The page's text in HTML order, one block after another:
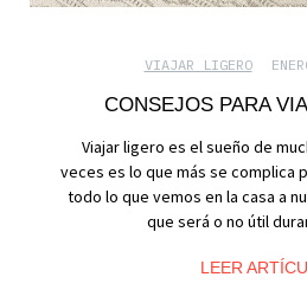
VIAJAR LIGERO
CONSEJOS PARA
Viajar ligero es el sueño de
veces es lo que más se complica
todo lo que vemos en la casa a
que será o no útil
LEER